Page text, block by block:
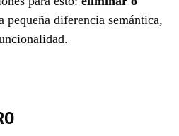
pequeña diferencia semántica,